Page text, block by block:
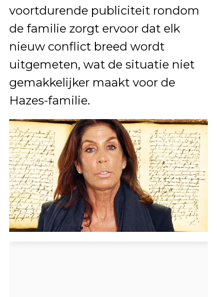
voortdurende publiciteit rondom
de familie zorgt ervoor dat elk
nieuw conflict breed wordt
uitgemeten, wat de situatie niet
gemakkelijker maakt voor de
Hazes-familie.